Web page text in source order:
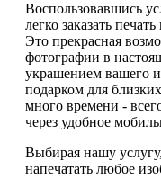
Воспользовавшись
легко заказать
Это прекрасная
фотографии в
украшением вашего
подарком для
много времени -
через удобное
Выбирая нашу
напечатать любое